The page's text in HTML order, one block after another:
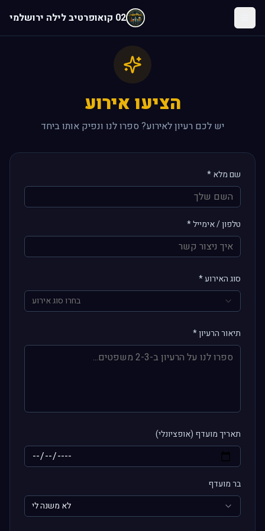
דלג לתוכן הראשי
02 קואופרטיב לילה ירושלמי
הציעו אירוע
יש לכם רעיון לאירוע? ספרו לנו ונפיק אותו ביחד
שם מלא *
טלפון / אימייל *
סוג האירוע *
בחרו סוג אירוע
תיאור הרעיון *
תאריך מועדף (אופציונלי)
בר מועדף
לא משנה לי